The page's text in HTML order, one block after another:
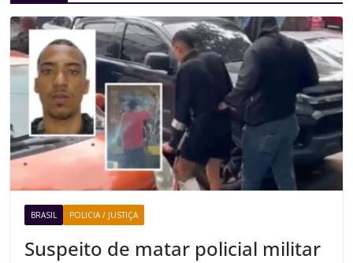
BRASIL POLICIA / JUSTIÇA
Suspeito de matar policial militar